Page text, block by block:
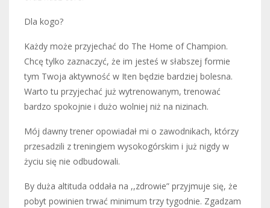
Dla kogo?
Każdy może przyjechać do The Home of Champion.
Chcę tylko zaznaczyć, że im jesteś w słabszej formie
tym Twoja aktywność w Iten będzie bardziej bolesna.
Warto tu przyjechać już wytrenowanym, trenować
bardzo spokojnie i dużo wolniej niż na nizinach.
Mój dawny trener opowiadał mi o zawodnikach, którzy
przesadzili z treningiem wysokogórskim i już nigdy w
życiu się nie odbudowali.
By duża altituda oddała na ,,zdrowie” przyjmuje się, że
pobyt powinien trwać minimum trzy tygodnie. Zgadzam